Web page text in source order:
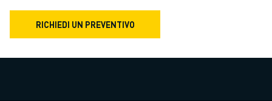
SERIE M-900
ROBOT DELTA
ROBOT PER ALIMENTI E CAMERE BIANCHE
ROBOT PER LA VERNICIATURA
RICHIEDI UN PREVENTIVO